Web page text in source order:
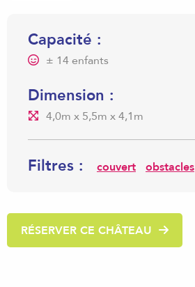
Capacité :
± 14 enfants
Dimension :
4,0m x 5,5m x 4,1m
Filtres : couvert obstacles
RÉSERVER CE CHÂTEAU